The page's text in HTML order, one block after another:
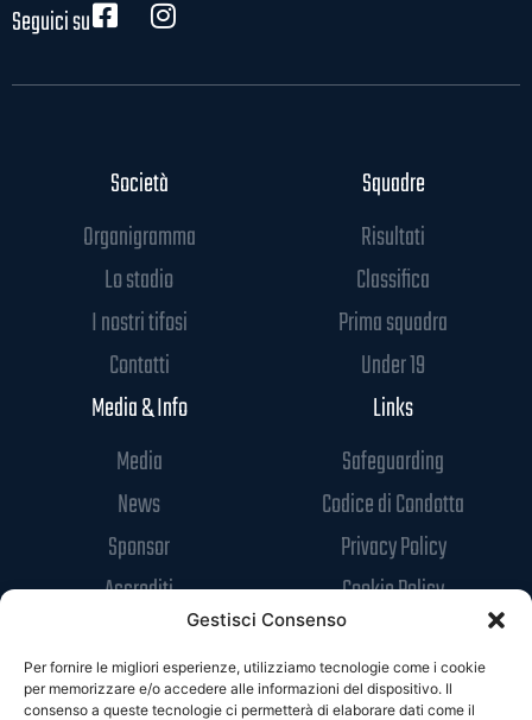
Gestisci Consenso
Per fornire le migliori esperienze, utilizziamo tecnologie come i cookie
per memorizzare e/o accedere alle informazioni del dispositivo. Il
consenso a queste tecnologie ci permetterà di elaborare dati come il
Seguici su
Società
Organigramma
Lo stadio
I nostri tifosi
Contatti
Squadre
Risultati
Classifica
Prima squadra
Under 19
Media & Info
Media
News
Sponsor
Accrediti
Links
Safeguarding
Codice di Condotta
Privacy Policy
Cookie Policy